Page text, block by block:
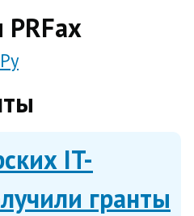
PRFax
IT-
гранты